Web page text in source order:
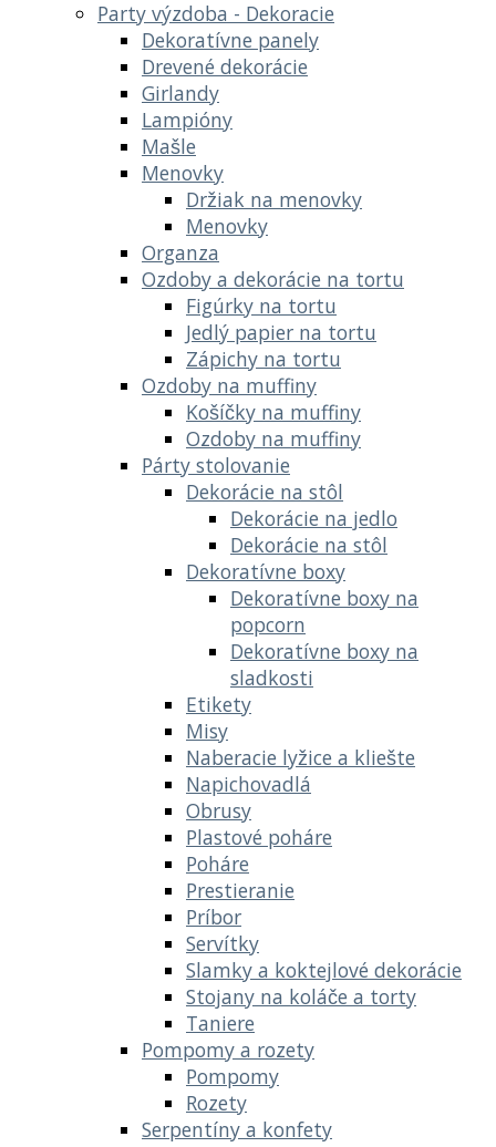
Party výzdoba - Dekoracie
Dekoratívne panely
Drevené dekorácie
Girlandy
Lampióny
Mašle
Menovky
Držiak na menovky
Menovky
Organza
Ozdoby a dekorácie na tortu
Figúrky na tortu
Jedlý papier na tortu
Zápichy na tortu
Ozdoby na muffiny
Košíčky na muffiny
Ozdoby na muffiny
Párty stolovanie
Dekorácie na stôl
Dekorácie na jedlo
Dekorácie na stôl
Dekoratívne boxy
Dekoratívne boxy na
popcorn
Dekoratívne boxy na
sladkosti
Etikety
Misy
Naberacie lyžice a kliešte
Napichovadlá
Obrusy
Plastové poháre
Poháre
Prestieranie
Príbor
Servítky
Slamky a koktejlové dekorácie
Stojany na koláče a torty
Taniere
Pompomy a rozety
Pompomy
Rozety
Serpentíny a konfety